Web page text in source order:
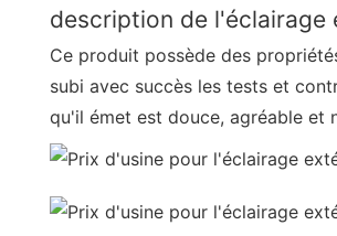
description de l'éclairage
Ce produit possède des
subi avec succès les tests et
qu'il émet est douce, agréable et